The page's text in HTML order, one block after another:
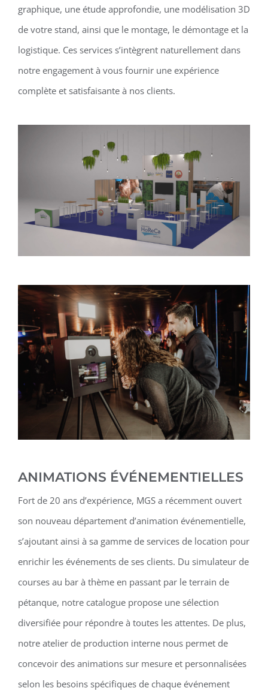
graphique, une étude approfondie, une modélisation 3D
de votre stand, ainsi que le montage, le démontage et la
logistique. Ces services s’intègrent naturellement dans
notre engagement à vous fournir une expérience
complète et satisfaisante à nos clients.
ANIMATIONS ÉVÉNEMENTIELLES
Fort de 20 ans d’expérience, MGS a récemment ouvert
son nouveau département d’animation événementielle,
s’ajoutant ainsi à sa gamme de services de location pour
enrichir les événements de ses clients. Du simulateur de
courses au bar à thème en passant par le terrain de
pétanque, notre catalogue propose une sélection
diversifiée pour répondre à toutes les attentes. De plus,
notre atelier de production interne nous permet de
concevoir des animations sur mesure et personnalisées
selon les besoins spécifiques de chaque événement